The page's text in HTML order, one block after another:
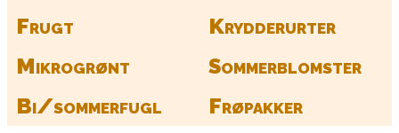
Frugt
Krydderurter
Mikrogrønt
Sommerblomster
Bi/sommerfugl
Frøpakker